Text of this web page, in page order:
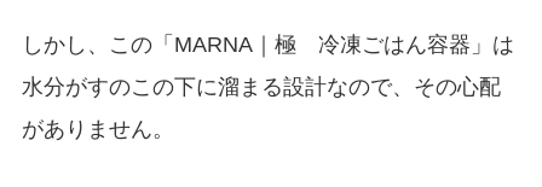
しかし、この「MARNA｜極 冷凍ごはん容器」は
水分がすのこの下に溜まる設計なので、その心配
がありません。